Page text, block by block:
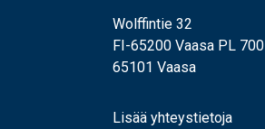
Wolffintie 32
FI-65200 Vaasa PL 700
65101 Vaasa
Lisää yhteystietoja